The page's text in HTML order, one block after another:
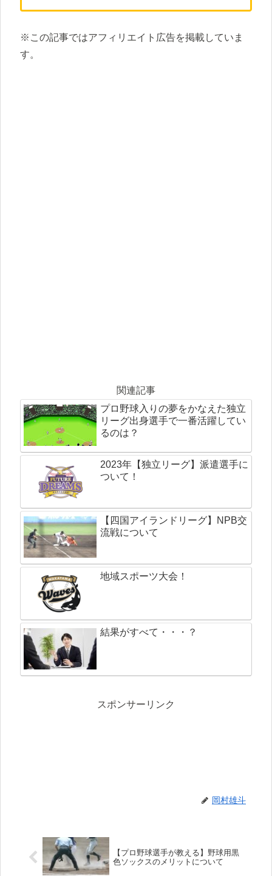
※この記事ではアフィリエイト広告を掲載していま
す。
関連記事
プロ野球入りの夢をかなえた独立
リーグ出身選手で一番活躍してい
るのは？
2023年【独立リーグ】派遣選手に
ついて！
【四国アイランドリーグ】NPB交
流戦について
地域スポーツ大会！
結果がすべて・・・？
スポンサーリンク
岡村雄斗
【プロ野球選手が教える】野球用黒
色ソックスのメリットについて